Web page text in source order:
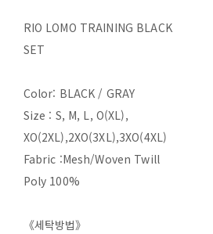
RIO LOMO TRAINING BLACK
SET
Color: BLACK / GRAY
Size : S, M, L, O(XL),
XO(2XL),2XO(3XL),3XO(4XL)
Fabric :Mesh/Woven Twill
Poly 100%
《세탁방법》